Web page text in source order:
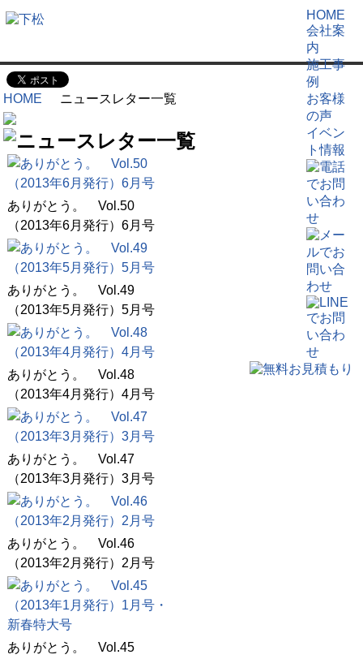
HOME
会社案
内
施工事
例
お客様
の声
イベン
ト情報
HOME ニュースレター一覧
ありがとう。 Vol.50
（2013年6月発行）6月号
ありがとう。 Vol.49
（2013年5月発行）5月号
ありがとう。 Vol.48
（2013年4月発行）4月号
ありがとう。 Vol.47
（2013年3月発行）3月号
ありがとう。 Vol.46
（2013年2月発行）2月号
ありがとう。 Vol.45